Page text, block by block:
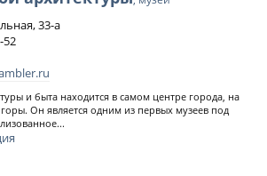
33-а
52
и быта находится в самом центре города, на
Он является одним из первых музеев под